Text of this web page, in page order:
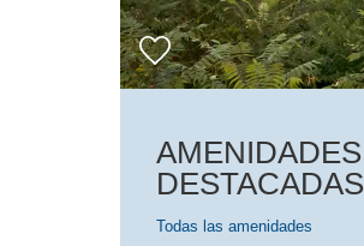
AMENIDADES
DESTACADAS
Todas las amenidades